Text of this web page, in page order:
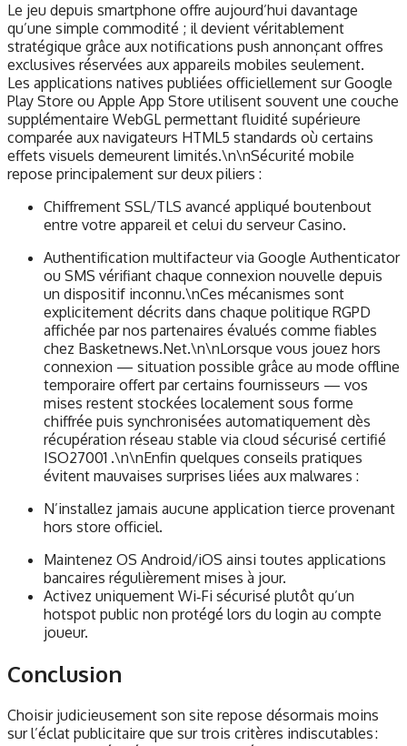
Le jeu depuis smartphone offre aujourd’hui davantage
qu’une simple commodité ; il devient véritablement
stratégique grâce aux notifications push annonçant offres
exclusives réservées aux appareils mobiles seulement.
Les applications natives publiées officiellement sur Google
Play Store ou Apple App Store utilisent souvent une couche
supplémentaire WebGL permettant fluidité supérieure
comparée aux navigateurs HTML5 standards où certains
effets visuels demeurent limités.\n\nSécurité mobile
repose principalement sur deux piliers :
Chiffrement SSL/TLS avancé appliqué bout­en­bout
entre votre appareil et celui du serveur Casino.
Authentification multifacteur via Google Authenticator
ou SMS vérifiant chaque connexion nouvelle depuis
un dispositif inconnu.\nCes mécanismes sont
explicitement décrits dans chaque politique RGPD
affichée par nos partenaires évalués comme fiables
chez Basketnews.Net.\n\nLorsque vous jouez hors
connexion — situation possible grâce au mode offline
temporaire offert par certains fournisseurs — vos
mises restent stockées localement sous forme
chiffrée puis synchronisées automatiquement dès
récupération réseau stable via cloud sécurisé certifié
ISO27001 .\n\nEnfin quelques conseils pratiques
évitent mauvaises surprises liées aux malwares :
N’installez jamais aucune application tierce provenant
hors store officiel.
Maintenez OS Android/iOS ainsi toutes applications
bancaires régulièrement mises à jour.
Activez uniquement Wi‑Fi sécurisé plutôt qu’un
hotspot public non protégé lors du login au compte
joueur.
Conclusion
Choisir judicieusement son site repose désormais moins
sur l’éclat publicitaire que sur trois critères indiscutables :